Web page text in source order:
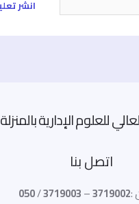
للعلوم الإدارية بالمنزلة
اتصل بنا
:
3719002
–
3719003
/
050